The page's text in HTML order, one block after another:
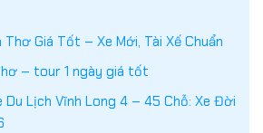
Thơ Giá Tốt – Xe Mới, Tài Xế Chuẩn
– tour 1 ngày giá tốt
Du Lịch Vĩnh Long 4 – 45 Chỗ: Xe Đời